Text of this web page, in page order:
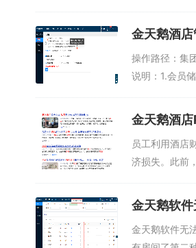
金天鹅酒
操作路径：集
说明：1.会员
金天鹅酒
员工利用酒店
济损失。此前
金天鹅软
金天鹅软件无